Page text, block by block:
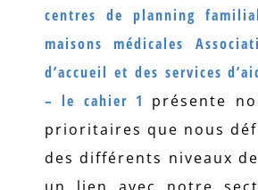
centres de planning
maisons médicales
d’accueil et des services
– le cahier 1 présente
prioritaires que nous
des différents niveaux